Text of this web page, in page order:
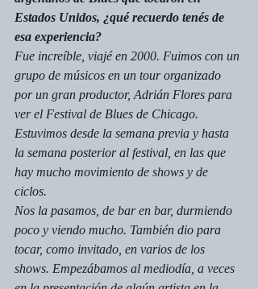
Estados Unidos, ¿qué recuerdo tenés de
esa experiencia?
Fue increíble, viajé en 2000. Fuimos con un
grupo de músicos en un tour organizado
por un gran productor, Adrián Flores para
ver el Festival de Blues de Chicago.
Estuvimos desde la semana previa y hasta
la semana posterior al festival, en las que
hay mucho movimiento de shows y de
ciclos.
Nos la pasamos, de bar en bar, durmiendo
poco y viendo mucho. También dio para
tocar, como invitado, en varios de los
shows. Empezábamos al mediodía, a veces